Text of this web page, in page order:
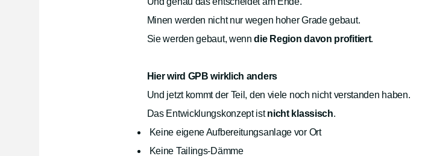
Minen werden nicht nur wegen hoher Grade gebaut.
Sie werden gebaut, wenndie Region davon profitiert.
Hier wird GPB wirklich anders
Und jetzt kommt der Teil, den viele noch nicht verstanden haben.
Das Entwicklungskonzept istnicht klassisch.
Keine eigene Aufbereitungsanlage vor Ort
Keine Tailings-Dämme